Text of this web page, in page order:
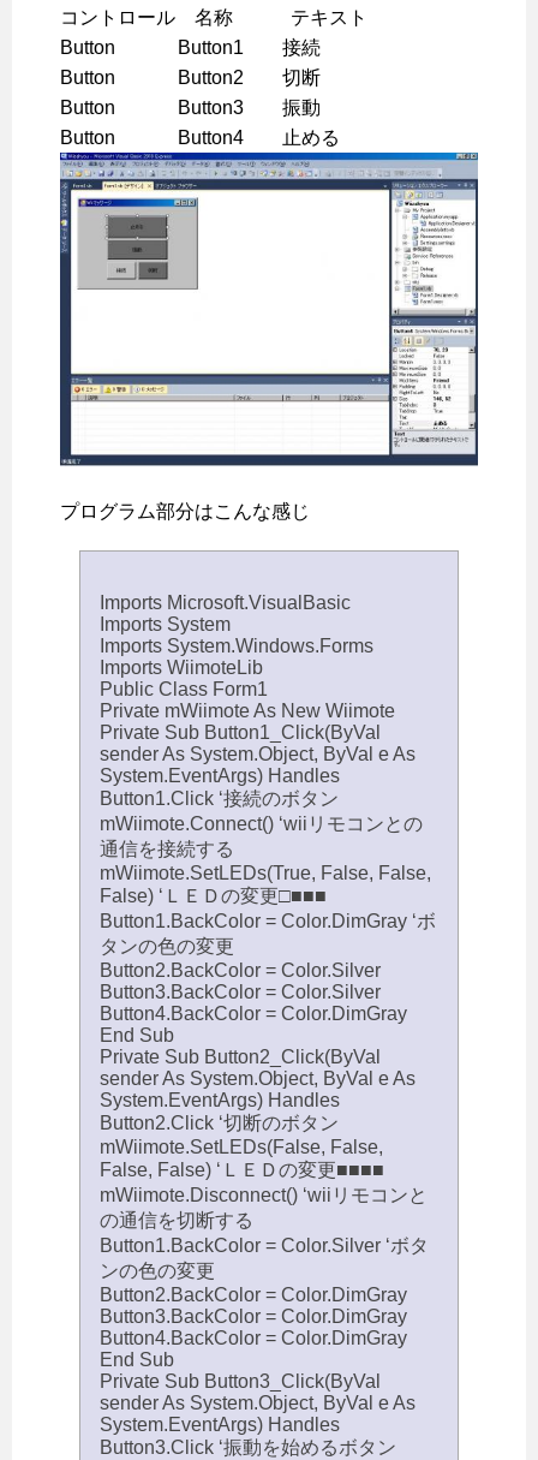
コントロール 名称 テキスト
Button Button1 接続
Button Button2 切断
Button Button3 振動
Button Button4 止める
プログラム部分はこんな感じ
Imports Microsoft.VisualBasic
Imports System
Imports System.Windows.Forms
Imports WiimoteLib
Public Class Form1
Private mWiimote As New Wiimote
Private Sub Button1_Click(ByVal
sender As System.Object, ByVal e As
System.EventArgs) Handles
Button1.Click ‘接続のボタン
mWiimote.Connect() ‘wiiリモコンとの
通信を接続する
mWiimote.SetLEDs(True, False, False,
False) ‘ＬＥＤの変更□■■■
Button1.BackColor = Color.DimGray ‘ボ
タンの色の変更
Button2.BackColor = Color.Silver
Button3.BackColor = Color.Silver
Button4.BackColor = Color.DimGray
End Sub
Private Sub Button2_Click(ByVal
sender As System.Object, ByVal e As
System.EventArgs) Handles
Button2.Click ‘切断のボタン
mWiimote.SetLEDs(False, False,
False, False) ‘ＬＥＤの変更■■■■
mWiimote.Disconnect() ‘wiiリモコンと
の通信を切断する
Button1.BackColor = Color.Silver ‘ボタ
ンの色の変更
Button2.BackColor = Color.DimGray
Button3.BackColor = Color.DimGray
Button4.BackColor = Color.DimGray
End Sub
Private Sub Button3_Click(ByVal
sender As System.Object, ByVal e As
System.EventArgs) Handles
Button3.Click ‘振動を始めるボタン